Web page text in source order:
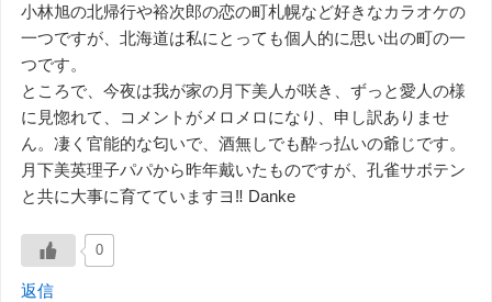
小林旭の北帰行や裕次郎の恋の町札幌など好きなカラオケの
一つですが、北海道は私にとっても個人的に思い出の町の一
つです。
ところで、今夜は我が家の月下美人が咲き、ずっと愛人の様
に見惚れて、コメントがメロメロになり、申し訳ありませ
ん。凄く官能的な匂いで、酒無しでも酔っ払いの爺じです。
月下美英理子パパから昨年戴いたものですが、孔雀サボテン
と共に大事に育てていますヨ‼️ Danke
0
返信